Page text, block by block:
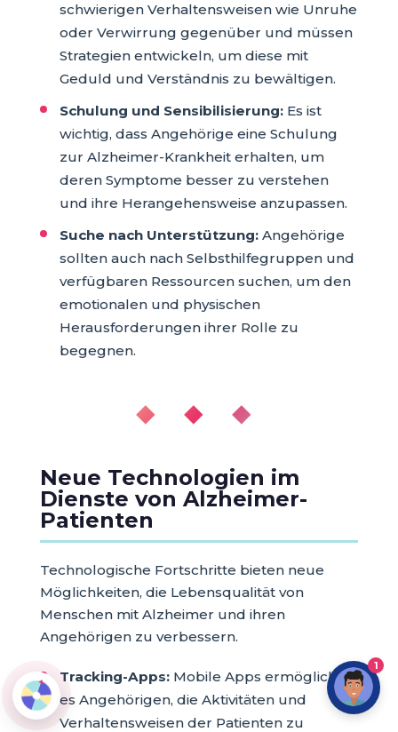
schwierigen Verhaltensweisen wie Unruhe
oder Verwirrung gegenüber und müssen
Strategien entwickeln, um diese mit
Geduld und Verständnis zu bewältigen.
Schulung und Sensibilisierung:Es ist
wichtig, dass Angehörige eine Schulung
zur Alzheimer-Krankheit erhalten, um
deren Symptome besser zu verstehen
und ihre Herangehensweise anzupassen.
Suche nach Unterstützung:Angehörige
sollten auch nach Selbsthilfegruppen und
verfügbaren Ressourcen suchen, um den
emotionalen und physischen
Herausforderungen ihrer Rolle zu
begegnen.
◆ ◆ ◆
Neue Technologien im
Dienste von Alzheimer-
Patienten
Technologische Fortschritte bieten neue
Möglichkeiten, die Lebensqualität von
Menschen mit Alzheimer und ihren
Angehörigen zu verbessern.
Tracking-Apps:Mobile Apps ermöglichen
es Angehörigen, die Aktivitäten und
Verhaltensweisen der Patienten zu
1